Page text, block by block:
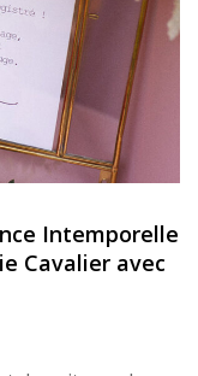
Intemporelle
Cavalier avec